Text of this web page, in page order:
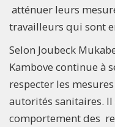
atténuer leurs
travailleurs qui sont
Selon Joubeck
Kambove continue à
respecter les
autorités sanitaires.
comportement des